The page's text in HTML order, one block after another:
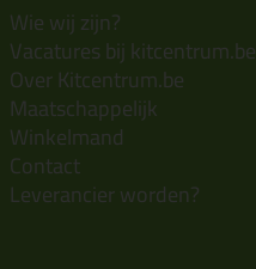
Wie wij zijn?
Vacatures bij kitcentrum.be
Over Kitcentrum.be
Maatschappelijk
Winkelmand
Contact
Leverancier worden?